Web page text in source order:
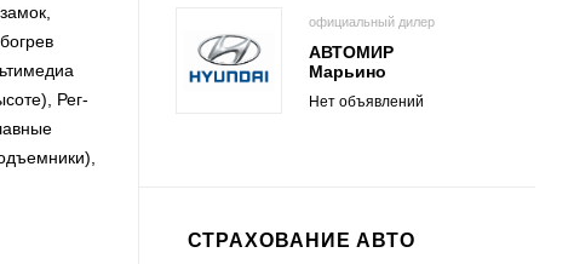
Рег-
официальный дилер
АВТОМИР
Марьино
Нет объявлений
СТРАХОВАНИЕ АВТО